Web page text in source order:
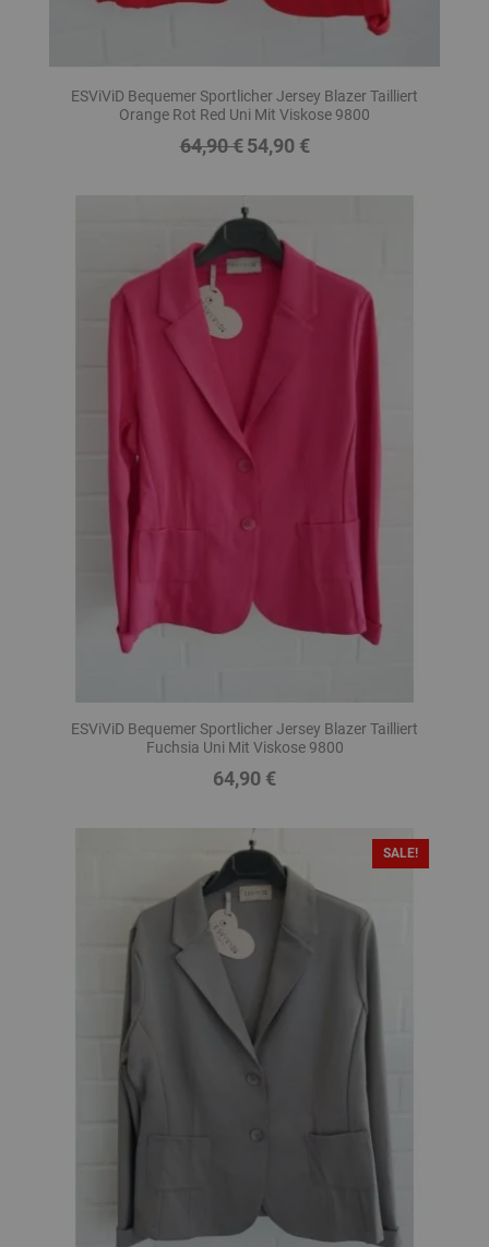
ESViViD Bequemer Sportlicher Jersey Blazer Tailliert
Orange Rot Red Uni Mit Viskose 9800
Regulärer
64,90 € Preis
54,90 €
ESViViD Bequemer Sportlicher Jersey Blazer Tailliert
Fuchsia Uni Mit Viskose 9800
Preis
64,90 €
SALE!